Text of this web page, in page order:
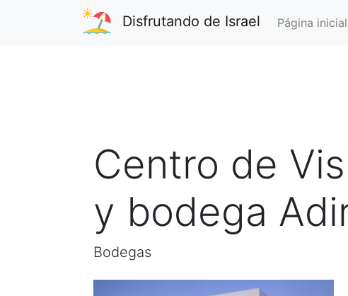
Disfrutando de Israel Página inicial
Centro de
y bodega
Bodegas